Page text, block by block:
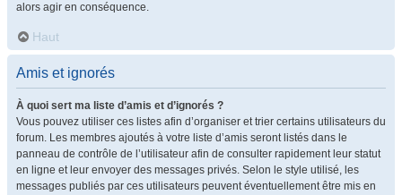
alors agir en conséquence.
Haut
Amis et ignorés
À quoi sert ma liste d’amis et d’ignorés ?
Vous pouvez utiliser ces listes afin d’organiser et trier certains utilisateurs du
forum. Les membres ajoutés à votre liste d’amis seront listés dans le
panneau de contrôle de l’utilisateur afin de consulter rapidement leur statut
en ligne et leur envoyer des messages privés. Selon le style utilisé, les
messages publiés par ces utilisateurs peuvent éventuellement être mis en